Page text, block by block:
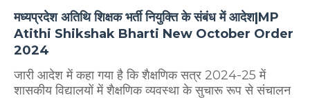
मध्यप्रदेश अतिथि शिक्षक भर्ती नियुक्ति के संबंध में आदेश|MP
Atithi Shikshak Bharti New October Order
2024
जारी आदेश में कहा गया है कि शैक्षणिक सत्र 2024-25 में
शासकीय विद्यालयों में शैक्षणिक व्यवस्था के सुचारू रूप से संचालन